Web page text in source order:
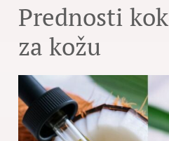
Prednosti
za kožu